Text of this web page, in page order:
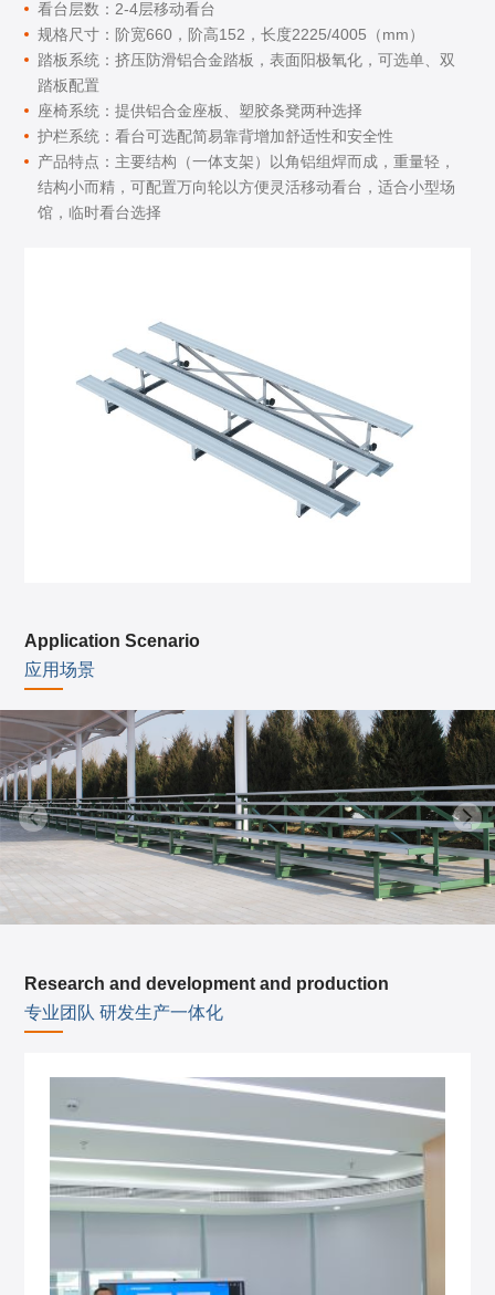
看台层数：2-4层移动看台
规格尺寸：阶宽660，阶高152，长度2225/4005（mm）
踏板系统：挤压防滑铝合金踏板，表面阳极氧化，可选单、双
踏板配置
座椅系统：提供铝合金座板、塑胶条凳两种选择
护栏系统：看台可选配简易靠背增加舒适性和安全性
产品特点：主要结构（一体支架）以角铝组焊而成，重量轻，
结构小而精，可配置万向轮以方便灵活移动看台，适合小型场
馆，临时看台选择
Application Scenario
应用场景
Research and development and production
专业团队 研发生产一体化